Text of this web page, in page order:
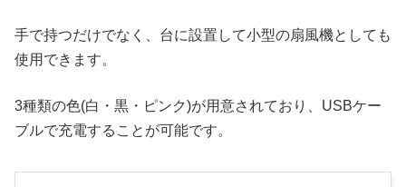
手で持つだけでなく、台に設置して小型の扇風機としても
使用できます。
3種類の色(白・黒・ピンク)が用意されており、USBケー
ブルで充電することが可能です。